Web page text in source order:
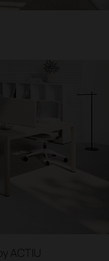
ACTIU